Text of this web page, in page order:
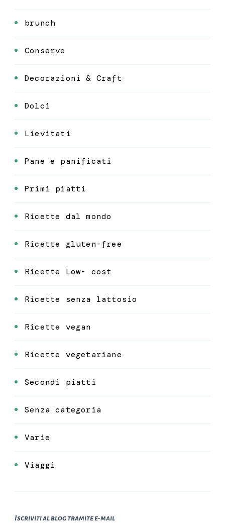
brunch
Conserve
Decorazioni & Craft
Dolci
Lievitati
Pane e panificati
Primi piatti
Ricette dal mondo
Ricette gluten-free
Ricette Low- cost
Ricette senza lattosio
Ricette vegan
Ricette vegetariane
Secondi piatti
Senza categoria
Varie
Viaggi
Iscriviti al blog tramite e-mail